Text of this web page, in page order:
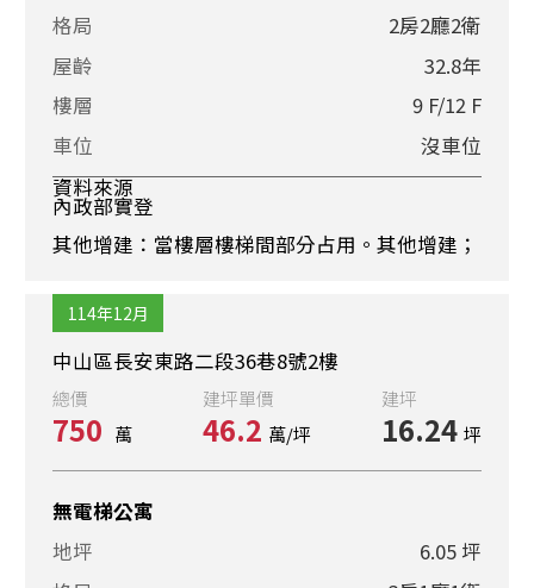
格局
2房2廳2衛
屋齡
32.8年
樓層
9 F/12 F
車位
沒車位
資料來源
內政部實登
其他增建：當樓層樓梯間部分占用。其他增建；
114年12月
中山區長安東路二段36巷8號2樓
總價
750 萬
建坪單價
46.2 萬/坪
建坪
16.24 坪
無電梯公寓
地坪
6.05 坪